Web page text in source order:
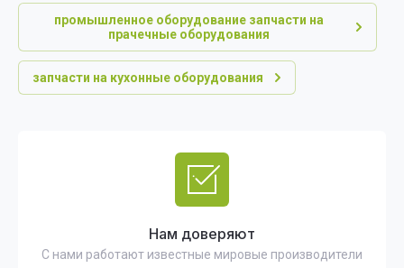
промышленное оборудование запчасти на
прачечные оборудования
запчасти на кухонные оборудования
Нам доверяют
С нами работают известные мировые производители